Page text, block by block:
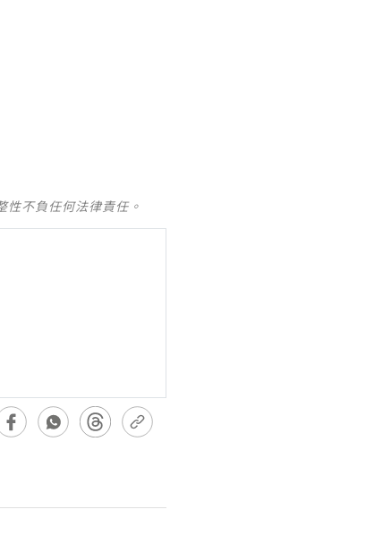
不負任何法律責任。